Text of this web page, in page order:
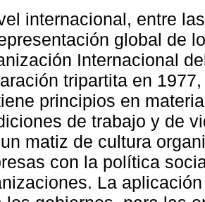
internacional, entre
global de
Internacional
tripartita en
principios en
de trabajo y de
matiz de cultura
con la política
La